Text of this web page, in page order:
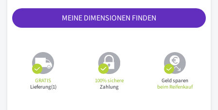
MEINE DIMENSIONEN FINDEN
GRATIS
Lieferung(1)
100% sichere
Zahlung
Geld sparen
beim Reifenkauf